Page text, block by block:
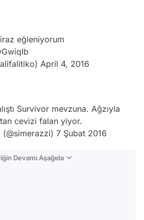
eğleniyorum
April 4, 2016
Survivor mevzuna. Ağzıyla
cevizi falan yiyor.
7 Şubat 2016
Devamı Aşağıda